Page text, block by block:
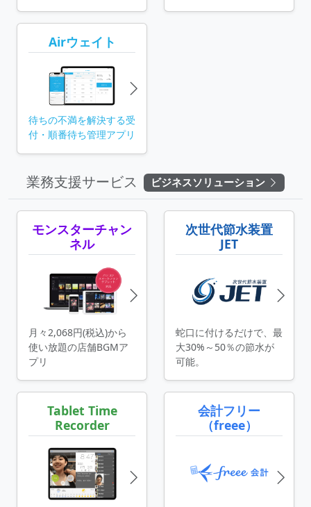
Airウェイト
待ちの不満を解決する受
付・順番待ち管理アプリ
業務支援サービス ビジネスソリューション
モンスターチャン
ネル
月々2,068円(税込)から
使い放題の店舗BGMア
プリ
次世代節水装置
JET
蛇口に付けるだけで、最
大30%～50％の節水が
可能。
Tablet Time
Recorder
会計フリー
（freee）